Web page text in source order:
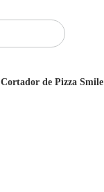
Cortador de Pizza Smile